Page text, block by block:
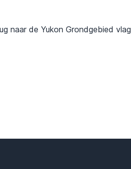
naar de Yukon Grondgebied vlag